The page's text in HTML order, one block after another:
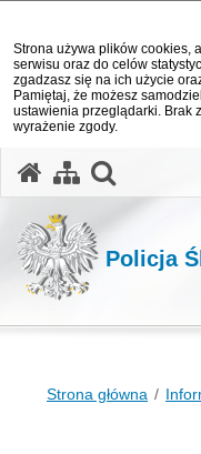
Strona używa plików cookies,
serwisu oraz do celów
zgadzasz się na ich użycie
Pamiętaj, że możesz
ustawienia przeglądarki. Brak
wyrażenie zgody.
Policja
Strona główna